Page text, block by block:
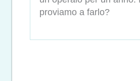
proviamo a farlo?